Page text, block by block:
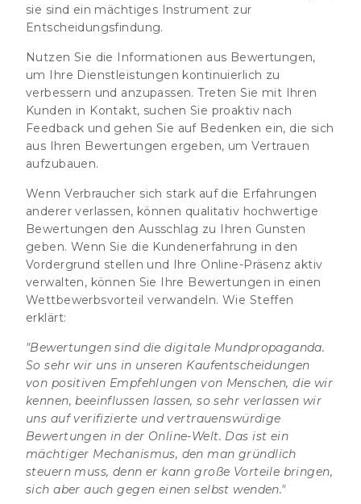
sie sind ein mächtiges Instrument zur
Entscheidungsfindung.
Nutzen Sie die Informationen aus Bewertungen,
um Ihre Dienstleistungen kontinuierlich zu
verbessern und anzupassen. Treten Sie mit Ihren
Kunden in Kontakt, suchen Sie proaktiv nach
Feedback und gehen Sie auf Bedenken ein, die sich
aus Ihren Bewertungen ergeben, um Vertrauen
aufzubauen.
Wenn Verbraucher sich stark auf die Erfahrungen
anderer verlassen, können qualitativ hochwertige
Bewertungen den Ausschlag zu Ihren Gunsten
geben. Wenn Sie die Kundenerfahrung in den
Vordergrund stellen und Ihre Online-Präsenz aktiv
verwalten, können Sie Ihre Bewertungen in einen
Wettbewerbsvorteil verwandeln. Wie Steffen
erklärt:
"Bewertungen sind die digitale Mundpropaganda.
So sehr wir uns in unseren Kaufentscheidungen
von positiven Empfehlungen von Menschen, die wir
kennen, beeinflussen lassen, so sehr verlassen wir
uns auf verifizierte und vertrauenswürdige
Bewertungen in der Online-Welt. Das ist ein
mächtiger Mechanismus, den man gründlich
steuern muss, denn er kann große Vorteile bringen,
sich aber auch gegen einen selbst wenden."